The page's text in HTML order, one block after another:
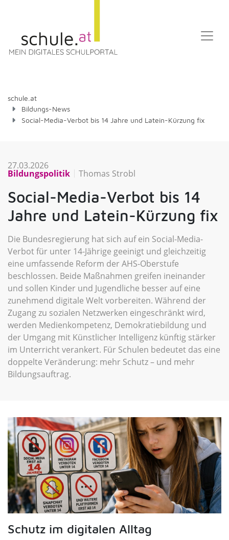
schule.at
Bildungs-News
Social-Media-Verbot bis 14 Jahre und Latein-Kürzung fix
27.03.2026
Bildungspolitik Thomas Strobl
Social-Media-Verbot bis 14
Jahre und Latein-Kürzung fix
Die Bundesregierung hat sich auf ein Social-Media-
Verbot für unter 14-Jährige geeinigt und gleichzeitig
eine umfassende Reform der AHS-Oberstufe
beschlossen. Beide Maßnahmen greifen ineinander
und sollen Kinder und Jugendliche besser auf eine
zunehmend digitale Welt vorbereiten. Während der
Zugang zu sozialen Netzwerken eingeschränkt wird,
werden Medienkompetenz, Demokratiebildung und
der Umgang mit Künstlicher Intelligenz künftig stärker
im Unterricht verankert. Für Schulen bedeutet das eine
doppelte Veränderung: mehr Schutz – und mehr
Bildungsauftrag.
Schutz im digitalen Alltag